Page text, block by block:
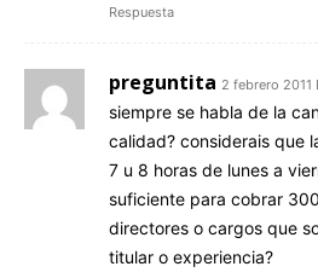
Respuesta
preguntita 2 febrero 2011
siempre se habla de la
calidad? considerais que
7 u 8 horas de lunes a
suficiente para cobrar
directores o cargos que
titular o experiencia?